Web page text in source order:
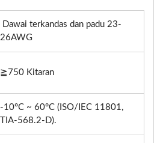
Dawai terkandas dan padu 23-
26AWG
≧750 Kitaran
-10°C ~ 60°C (ISO/IEC 11801,
TIA-568.2-D).